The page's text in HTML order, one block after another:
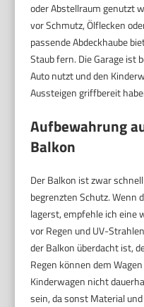
oder Abstellraum genutzt
vor Schmutz, Ölflecken
passende Abdeckhaube
Staub fern. Die Garage ist
Auto nutzt und den
Aussteigen griffbereit
Aufbewahrung
Balkon
Der Balkon ist zwar
begrenzten Schutz. Wenn
lagerst, empfehle ich eine
vor Regen und UV-
der Balkon überdacht ist,
Regen können dem
Kinderwagen nicht
sein, da sonst Material